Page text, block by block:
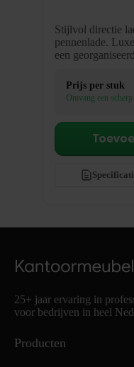
Stijlvol directie
pennenlade.
een
Prijs per stuk
Ontvang een
25+ jaar ervaring in
voor bedrijven in heel
Producten